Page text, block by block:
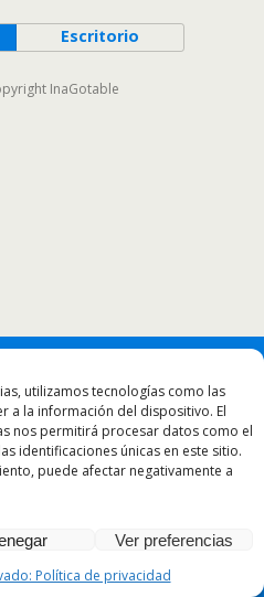
utilizamos tecnologías como las
a la información del dispositivo. El
nos permitirá procesar datos como el
identificaciones únicas en este sitio.
puede afectar negativamente a
Ver preferencias
Política de privacidad
Escritorio
InaGotable